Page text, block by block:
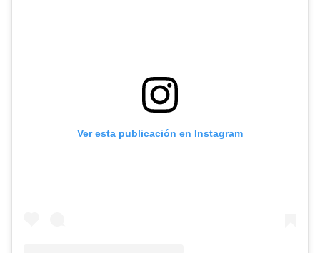
Ver esta publicación en Instagram